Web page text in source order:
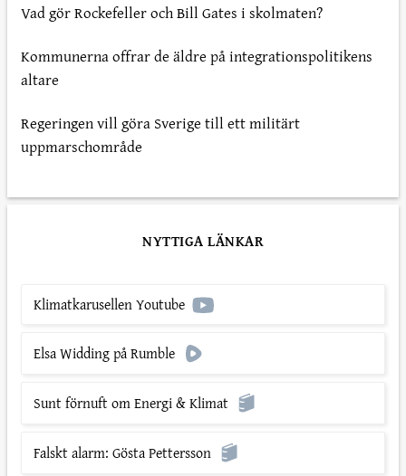
Vad gör Rockefeller och Bill Gates i skolmaten?
Kommunerna offrar de äldre på integrationspolitikens
altare
Regeringen vill göra Sverige till ett militärt
uppmarschområde
NYTTIGA LÄNKAR
Klimatkarusellen Youtube
Elsa Widding på Rumble
Sunt förnuft om Energi & Klimat
Falskt alarm: Gösta Pettersson